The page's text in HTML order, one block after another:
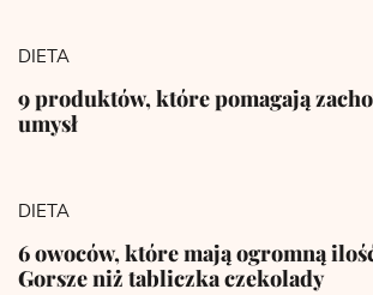
DIETA
9 produktów, które pomagają
umysł
DIETA
6 owoców, które mają ogromną
Gorsze niż tabliczka czekolady